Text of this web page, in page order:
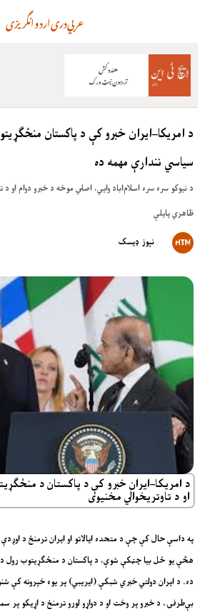
انگریزیاردودریعربي
د امريکا–ايران خبرو کې د پاکستان
سياسي نندارې مهمه ده
د نيوکو سره سره اسلام‌اباد وايي، اصلي موخه د خبرو دوام او
ظاهري پايلې
نېوز ډیسک
د امريکا–ايران خبرو کې د پاکستان د
او د تاوتريخوالي مخنيوی
په داسې حال کې چې د متحده ايالاتواوايرانترمنځ د
هڅې يو ځل بيا چټکې شوې، د پاکستان د منځګړيتوب رول
ده. دايران دولتي خبري شبکې (ايريبي)پر يوه خپرونه کې
بې‌طرفۍ، د خبرو پر وخت او د دواړو لورو ترمنځ د اړيکو پر